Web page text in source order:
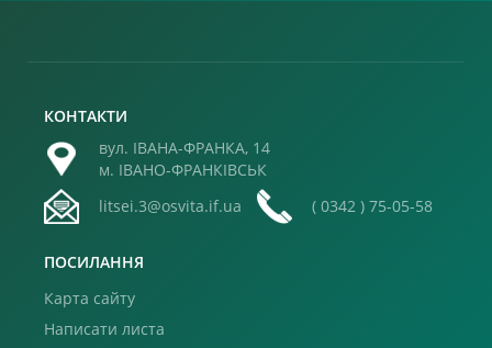
КОНТАКТИ
вул. ІВАНА-ФРАНКА, 14
м. ІВАНО-ФРАНКІВСЬК
litsei.3@osvita.if.ua
( 0342 ) 75-05-58
ПОСИЛАННЯ
Карта сайту
Написати листа